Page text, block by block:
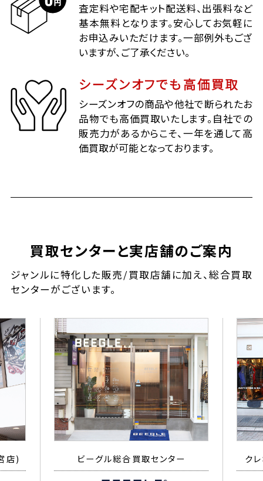
査定料や宅配キット配送料、出張料など
基本無料となります。安心してお気軽に
お申込みいただけます。一部例外もござ
いますが、ご了承ください。
シーズンオフでも高価買取
シーズンオフの商品や他社で断られたお
品物でも高価買取いたします。自社での
販売力があるからこそ、一年を通して高
価買取が可能となっております。
買取センターと実店舗のご案内
ジャンルに特化した販売/買取店舗に加え、総合買取
センターがございます。
店) ビーグル総合買取センター ク